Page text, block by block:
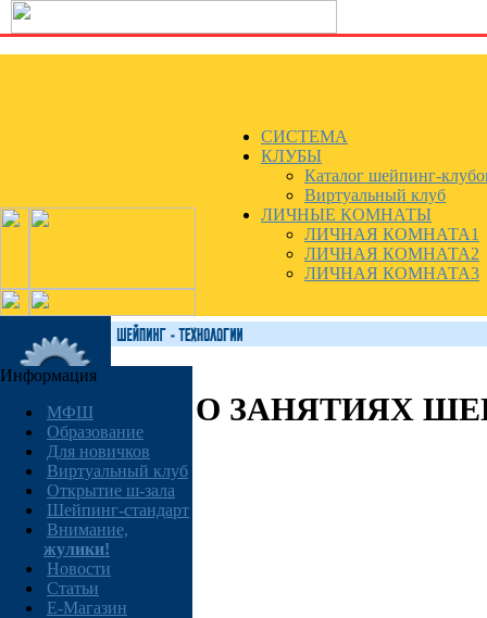
СИСТЕМА
КЛУБЫ
Каталог шейпинг-
Виртуальный клуб
ЛИЧНЫЕ КОМНАТЫ
ЛИЧНАЯ КОМНАТА1
ЛИЧНАЯ КОМНАТА2
ЛИЧНАЯ КОМНАТА3
Информация
МФШ
Образование
Для новичков
Виртуальный клуб
Открытие ш-зала
Шейпинг-стандарт
Внимание,
жулики!
Новости
Статьи
E-Магазин
О ЗАНЯТИЯХ